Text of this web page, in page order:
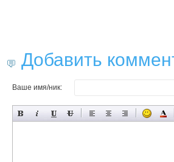
Добавить
Ваше имя/ник: